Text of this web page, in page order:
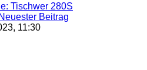
Tischwer 280S
Neuester Beitrag
11:30